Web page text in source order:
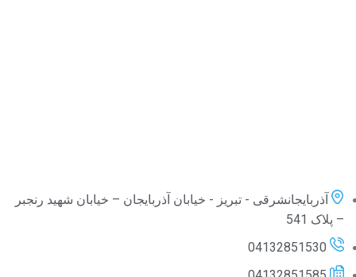
آذربایجانشرقی - تبریز - خیابان آذربایجان – خیابان شهید رنجبر
– پلاک 541
04132851530